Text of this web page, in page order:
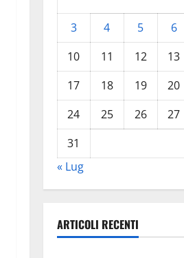
3
4 5 6
10
11 12 13
17
18 19 20
24
25 26 27
31
« Lug
ARTICOLI RECENTI